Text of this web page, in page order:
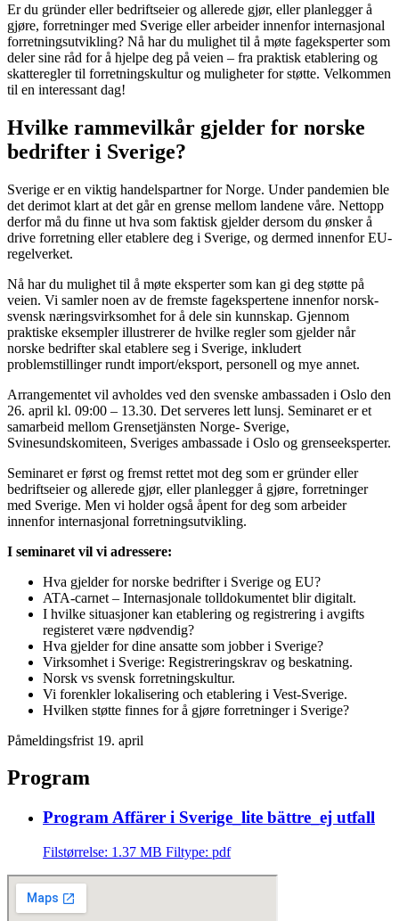
Er du gründer eller bedriftseier og allerede gjør, eller planlegger å
gjøre, forretninger med Sverige eller arbeider innenfor internasjonal
forretningsutvikling? Nå har du mulighet til å møte fageksperter som
deler sine råd for å hjelpe deg på veien – fra praktisk etablering og
skatteregler til forretningskultur og muligheter for støtte. Velkommen
til en interessant dag!
Hvilke rammevilkår gjelder for norske
bedrifter i Sverige?
Sverige er en viktig handelspartner for Norge. Under pandemien ble
det derimot klart at det går en grense mellom landene våre. Nettopp
derfor må du finne ut hva som faktisk gjelder dersom du ønsker å
drive forretning eller etablere deg i Sverige, og dermed innenfor EU-
regelverket.
Nå har du mulighet til å møte eksperter som kan gi deg støtte på
veien. Vi samler noen av de fremste fagekspertene innenfor norsk-
svensk næringsvirksomhet for å dele sin kunnskap. Gjennom
praktiske eksempler illustrerer de hvilke regler som gjelder når
norske bedrifter skal etablere seg i Sverige, inkludert
problemstillinger rundt import/eksport, personell og mye annet.
Arrangementet vil avholdes ved den svenske ambassaden i Oslo den
26. april kl. 09:00 – 13.30. Det serveres lett lunsj. Seminaret er et
samarbeid mellom Grensetjänsten Norge- Sverige,
Svinesundskomiteen, Sveriges ambassade i Oslo og grenseeksperter.
Seminaret er først og fremst rettet mot deg som er gründer eller
bedriftseier og allerede gjør, eller planlegger å gjøre, forretninger
med Sverige. Men vi holder også åpent for deg som arbeider
innenfor internasjonal forretningsutvikling.
I seminaret vil vi adressere:
Hva gjelder for norske bedrifter i Sverige og EU?
ATA-carnet – Internasjonale tolldokumentet blir digitalt.
I hvilke situasjoner kan etablering og registrering i avgifts
registeret være nødvendig?
Hva gjelder for dine ansatte som jobber i Sverige?
Virksomhet i Sverige: Registreringskrav og beskatning.
Norsk vs svensk forretningskultur.
Vi forenkler lokalisering och etablering i Vest-Sverige.
Hvilken støtte finnes for å gjøre forretninger i Sverige?
Påmeldingsfrist 19. april
Program
Program Affärer i Sverige_lite bättre_ej utfall
Filstørrelse: 1.37 MB Filtype: pdf